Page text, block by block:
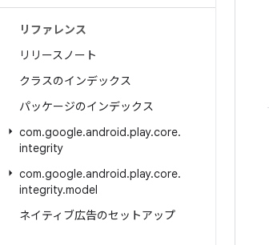
リファレンス
リリースノート
クラスのインデックス
パッケージのインデックス
com.google.android.play.core.
integrity
com.google.android.play.core.
integrity.model
ネイティブ広告のセットアップ